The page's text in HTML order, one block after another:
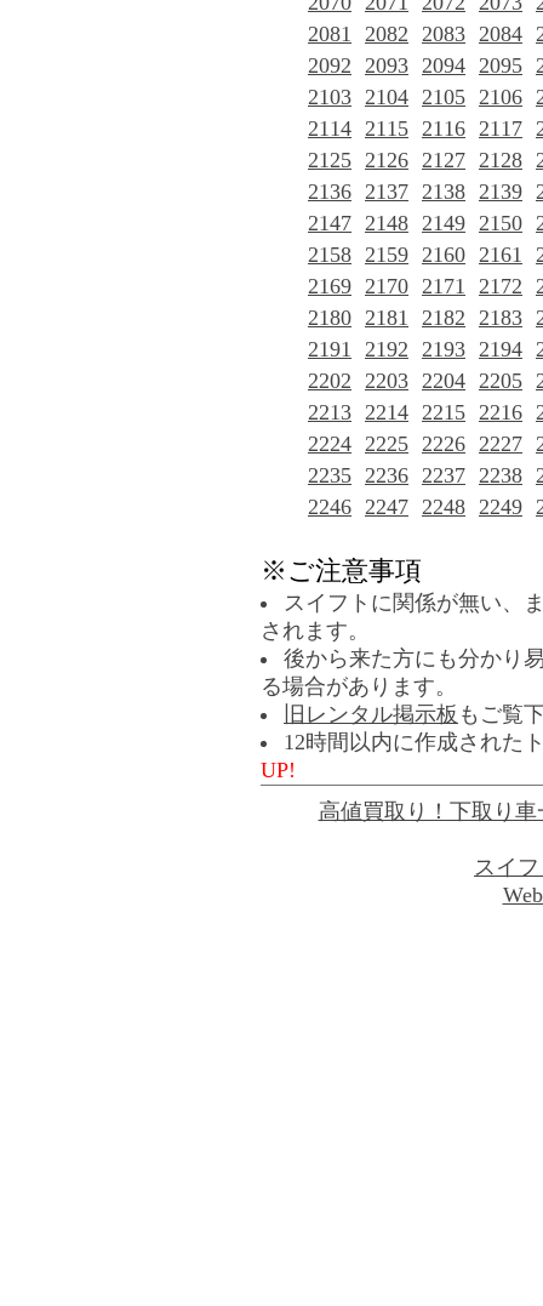
2081 2082 2083 2084
2092 2093 2094 2095
2103 2104 2105 2106
2114 2115 2116 2117
2125 2126 2127 2128
2136 2137 2138 2139
2147 2148 2149 2150
2158 2159 2160 2161
2169 2170 2171 2172
2180 2181 2182 2183
2191 2192 2193 2194
2202 2203 2204 2205
2213 2214 2215 2216
2224 2225 2226 2227
2235 2236 2237 2238
2246 2247 2248 2249
※ご注意事項
スイフトに関係が無い、
されます。
後から来た方にも分かり
る場合があります。
旧レンタル掲示板 もご覧
12時間以内に作成された
UP!
高値買取り！下取り車
スイ